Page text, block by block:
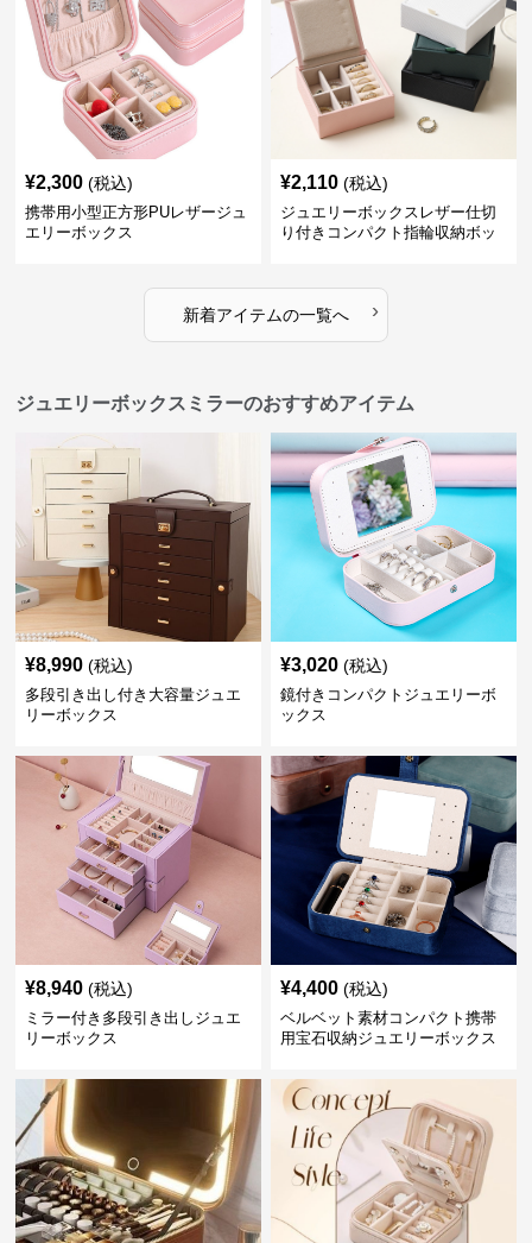
¥2,300 (税込)
携帯用小型正方形PUレザージュ
エリーボックス
¥2,110 (税込)
ジュエリーボックスレザー仕切
り付きコンパクト指輪収納ボッ
新着アイテムの一覧へ ›
ジュエリーボックスミラーのおすすめアイテム
¥8,990 (税込)
多段引き出し付き大容量ジュエ
リーボックス
¥3,020 (税込)
鏡付きコンパクトジュエリーボ
ックス
¥8,940 (税込)
ミラー付き多段引き出しジュエ
リーボックス
¥4,400 (税込)
ベルベット素材コンパクト携帯
用宝石収納ジュエリーボックス